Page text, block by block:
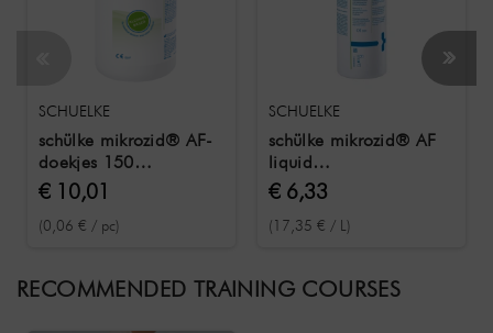
SCHUELKE
schülke mikrozid® AF-
doekjes 150
desinfectiedoekjes in
een blikje
€ 10,01
(0,06 € / pc)
SCHUELKE
schülke mikrozid® AF
liquid
250 ml
€ 6,33
(17,35 € / L)
RECOMMENDED TRAINING COURSES